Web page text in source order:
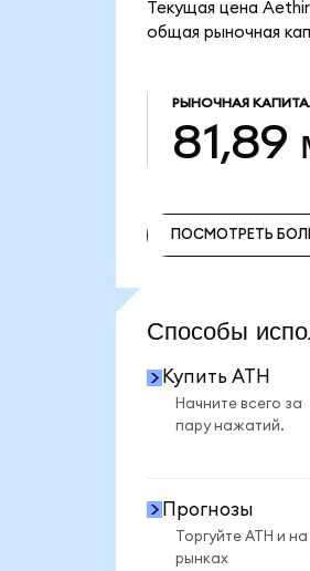
Текущая цена
общая рыночная
РЫНОЧНАЯ
81,89
ПОСМОТРЕТЬ
Способы
Купить ATH
Начните всего за
пару нажатий.
Прогнозы
Торгуйте ATH и на
рынках